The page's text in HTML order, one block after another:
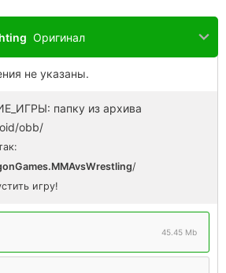
Оригинал
не указаны.
папку из архива
obb/
/
игру!
45.45 Mb